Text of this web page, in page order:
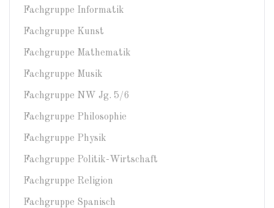
Fachgruppe Informatik
Fachgruppe Kunst
Fachgruppe Mathematik
Fachgruppe Musik
Fachgruppe NW Jg. 5/6
Fachgruppe Philosophie
Fachgruppe Physik
Fachgruppe Politik-Wirtschaft
Fachgruppe Religion
Fachgruppe Spanisch